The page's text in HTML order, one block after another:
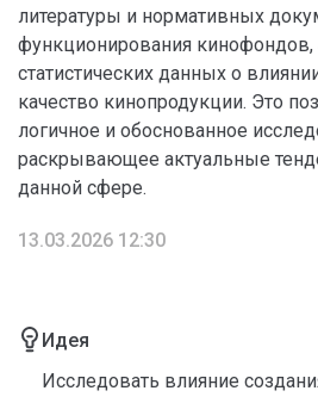
литературы и нормативных
функционирования кинофондов,
статистических данных о
качество кинопродукции. Это
логичное и обоснованное
раскрывающее актуальные
данной сфере.
13.03.2026 12:30
Идея
Исследовать влияние